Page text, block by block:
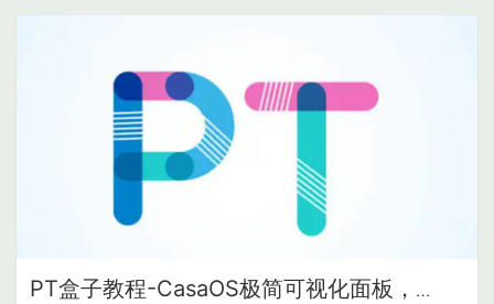
环境里面手动添加以下三条 PUID=0 PGID=0 TZ=A…
PT盒子教程-CasaOS极简可视化面板，